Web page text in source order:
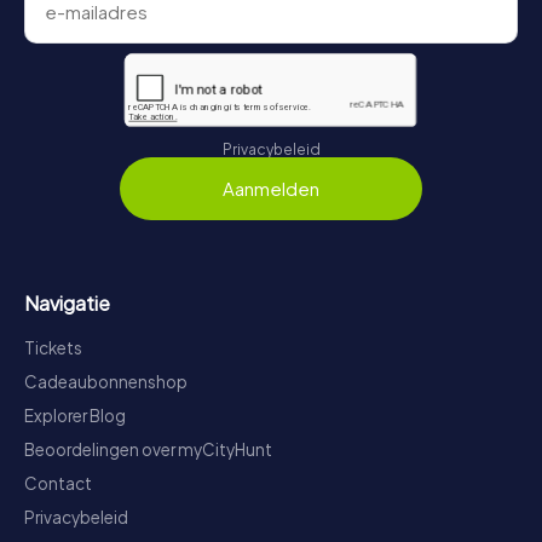
Privacybeleid
Aanmelden
Navigatie
Tickets
Cadeaubonnenshop
Explorer Blog
Beoordelingen over myCityHunt
Contact
Privacybeleid